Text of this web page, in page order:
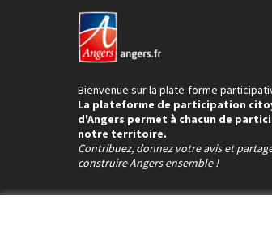
Bienvenue sur la plate-forme
La plateforme de participation
d'Angers permet à chacun de
notre territoire.
Contribuez, donnez votre avis et
construire Angers ensemble !